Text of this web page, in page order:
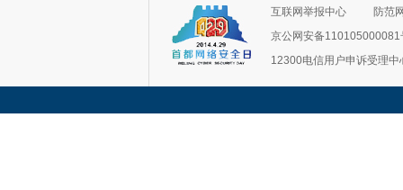
互联网举报中心
防范
京公网安备110105000081
12300电信用户申诉受理中